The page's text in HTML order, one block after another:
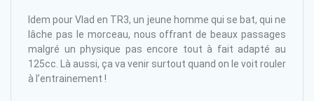
Idem pour Vlad en TR3, un jeune homme qui se bat, qui ne
lâche pas le morceau, nous offrant de beaux passages
malgré un physique pas encore tout à fait adapté au
125cc. Là aussi, ça va venir surtout quand on le voit rouler
à l’entrainement !